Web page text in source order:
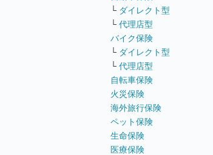
└ ダイレクト型
└ 代理店型
バイク保険
└ ダイレクト型
└ 代理店型
自転車保険
火災保険
海外旅行保険
ペット保険
生命保険
医療保険